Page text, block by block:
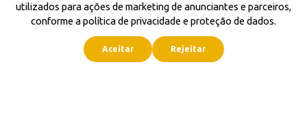
utilizados para ações de marketing de anunciantes e parceiros,
conforme a política de privacidade e proteção de dados.
Aceitar Rejeitar